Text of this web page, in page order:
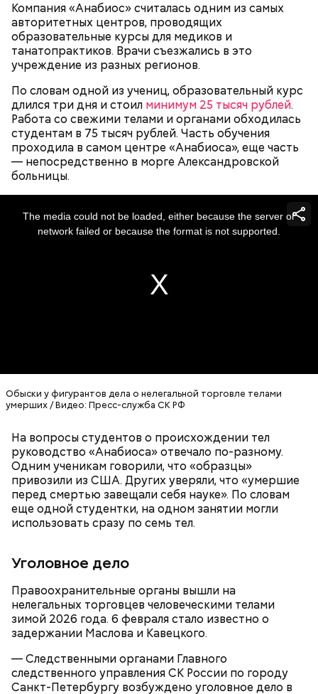
Компания «Анабиос» считалась одним из самых
авторитетных центров, проводящих
образовательные курсы для медиков и
танатопрактиков. Врачи съезжались в это
учреждение из разных регионов.
По словам одной из учениц, образовательный курс
длился три дня и стоил минимум 25 тысяч рублей.
Работа со свежими телами и органами обходилась
студентам в 75 тысяч рублей. Часть обучения
проходила в самом центре «Анабиоса», еще часть
— непосредственно в морге Александровской
больницы.
modalThe media could not be loaded, either because the server or
network failed or because the format is not supported.
Обыски у фигурантов дела о нелегальной торговле телами
умерших / Видео: Пресс-служба СК РФ
На вопросы студентов о происхождении тел
руководство «Анабиоса» отвечало по-разному.
Одним ученикам говорили, что «образцы»
привозили из США. Других уверяли, что «умершие
перед смертью завещали себя науке». По словам
еще одной студентки, на одном занятии могли
использовать сразу по семь тел.
Уголовное дело
Правоохранительные органы вышли на
нелегальных торговцев человеческими телами
зимой 2026 года. 6 февраля стало известно о
задержании Маслова и Кавецкого.
— Следственными органами Главного
следственного управления СК России по городу
Санкт-Петербургу возбуждено уголовное дело в
находился в ОАЭ. Узнав о своем заочном аресте,
блогер заявил, что ни в чем не виновен и уже
погасил все долги перед налоговой на еще
большую сумму — 320 миллионов рублей.
полмиллиарда: что известно о
звездном психологе
Тлиашиновой
вопросы по налогам были закрыты еще в прошлом
году, — писал он в блоге.
ТакжеГасанов обжаловалсвой заочный арест, но
судотказался пересматриватьсвое решение. Еще
блогер утверждал, что не осознавал преступный
характер своих действий, вовсе не пытался
легализовать «преступные деньги» и покупал
квартиры, просто потому что хотел. Также,
несмотря на риск попасть за решетку, мужчина
намеревалсявернуться в Россиюсразу после
экстрадировали из ОАЭ